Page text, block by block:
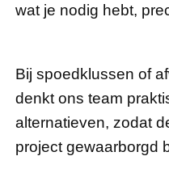
wat je nodig hebt,
Bij spoedklussen of
denkt ons team
alternatieven, zodat
project gewaarborgd